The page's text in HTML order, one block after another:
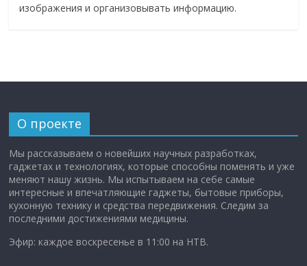
изображения и организовывать информацию.
О проекте
Мы рассказываем о новейших научных разработках,
гаджетах и технологиях, которые способны поменять и уже
меняют нашу жизнь. Мы испытываем на себе самые
интересные и впечатляющие гаджеты, бытовые приборы,
кухонную технику и средства передвижения. Следим за
последними достижениями медицины.
Эфир: каждое воскресенье в 11:00 на НТВ.